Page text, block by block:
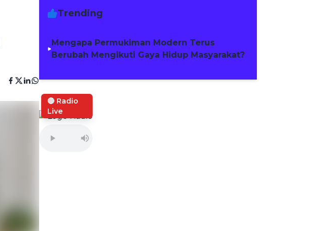
Trending
Mengapa Permukiman Modern Terus
Berubah Mengikuti Gaya Hidup Masyarakat?
🔴 Radio
Live